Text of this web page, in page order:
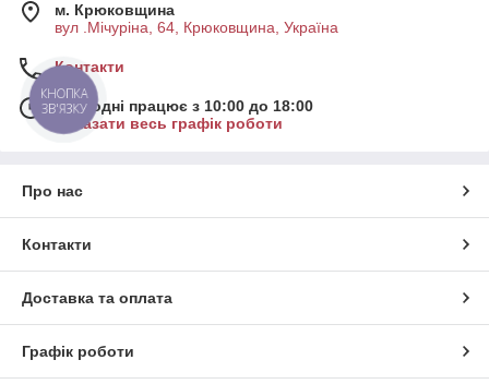
м. Крюковщина
вул .Мічуріна, 64, Крюковщина, Україна
Контакти
Сьогодні працює з 10:00 до 18:00
Показати весь графік роботи
Про нас
Контакти
Доставка та оплата
Графік роботи
КНОПКА
ЗВ'ЯЗКУ